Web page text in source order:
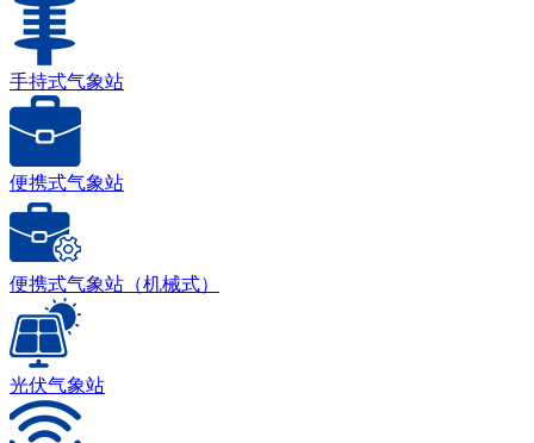
手持式气象站
便携式气象站
便携式气象站（机械式）
光伏气象站